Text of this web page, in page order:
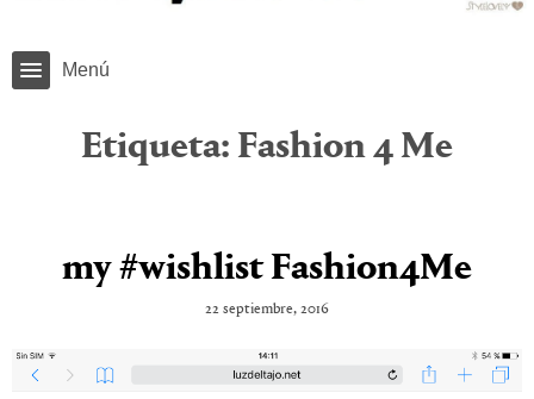
Menú
Etiqueta: Fashion 4 Me
my #wishlist Fashion4Me
22 septiembre, 2016